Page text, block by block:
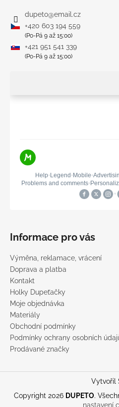
dupeto@email.cz
+420 603 194 559
(Po-Pá 9 až 15:00)
+421 951 541 339
(Po-Pá 9 až 15:00)
Informace pro vás
Výměna, reklamace, vrácení
Doprava a platba
Kontakt
Holky Dupeťačky
Moje objednávka
Materiály
Obchodní podmínky
Podmínky ochrany osobních
Prodávané značky
Vytvořil
Copyright 2026 DUPETO.
nastavení